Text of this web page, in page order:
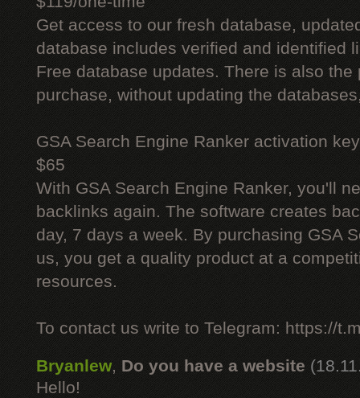
Get access to our fresh database,
database includes verified and identified
Free database updates. There is also
purchase, without updating the
GSA Search Engine Ranker activation key
$65
With GSA Search Engine Ranker, you'll
backlinks again. The software creates
day, 7 days a week. By purchasing GSA
us, you get a quality product at a
resources.
To contact us write to Telegram: https://
Bryanlew, Do you have a website
Hello!